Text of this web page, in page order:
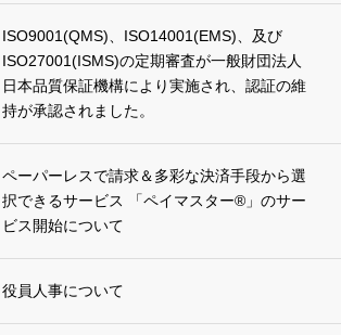
ISO9001(QMS)、ISO14001(EMS)、及び
ISO27001(ISMS)の定期審査が一般財団法人
日本品質保証機構により実施され、認証の維
持が承認されました。
ペーパーレスで請求＆多彩な決済手段から選
択できるサービス 「ペイマスター®」のサー
ビス開始について
役員人事について